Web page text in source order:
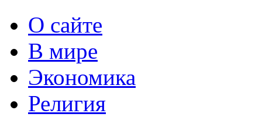
О сайте
В мире
Экономика
Религия